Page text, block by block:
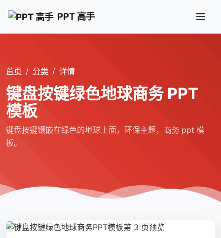
PPT 高手
首页 分类 详情
键盘按键绿色地球商务 PPT
模板
键盘按键镶嵌在绿色的地球上面，环保主题，商务 ppt 模
板。